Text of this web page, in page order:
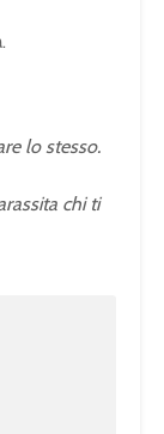
lo stesso.
chi ti